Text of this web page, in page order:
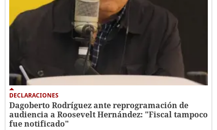
DECLARACIONES
Dagoberto Rodríguez ante reprogramación de
audiencia a Roosevelt Hernández: "Fiscal tampoco
fue notificado"